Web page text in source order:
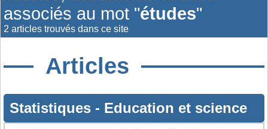
associés au mot "études"
2 articles trouvés dans ce site
Articles
Statistiques - Education et science